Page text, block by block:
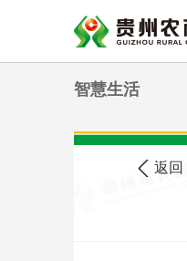
智慧生活
您现在的位置:
返回